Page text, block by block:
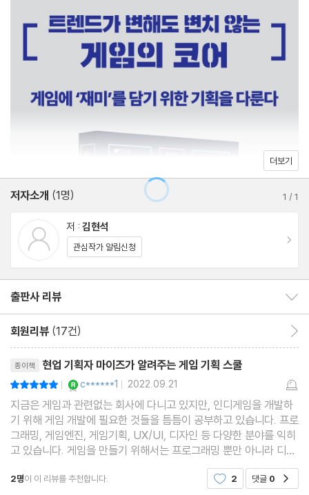
기획자라면 변화하는 게임과 변치 않아야 하는 게임 기획의 코어를
이해할 수 있을 것이며, 게임 기획자가 되고 싶은 지망생이라면 게임
기획자의 학습 방법 및 생각 정리법, 면접 노하우 등을 터득할 수 있
CLASS 2. 게임 기획에 뛰어들기
Lesson 3. 게임 기획자의 자세
에 힘 빼기 / 게임 사례 : 바이오하자드 시리즈의 흐름
Lesson 4. 게임 기획의 기초
게임 기획에도 공식이 있다 / 게임 기획의 꽃, 규칙 만들기 / 정말 중
요한 5W1H / 슈퍼 마리오의 점프 살펴보기
Lesson 5. 게임 구성하기
게임과 뇌과학 - 폴 매클린의 뇌 삼위일체론 / 매슬로의 욕구 단계
론 게임에 적용하기 / 게임에서 실패하면 왜 ‘죽었다’고 할까? / 소
설처럼 기승전결을 넣자 / 초두 효과와 최신 효과 / 몇 개의 신으로
구성해야 할까? / 게임 사례 : 섹시한 인디아나 존스, 툼레이더
피드백을 기획하자 / 게임 플레이의 동기부여 / 리처드 바틀의 플레
이어 유형 분류 / 게이머에 따른 플레이의 목적 변화 / 게임의 타깃
은 어떻게 정하는가? / 게임 사례 : 더블 드래곤의 협력성 지원 요소
Lesson 7. 몰입의 게임 기획
플로우 이론 - 몰입을 주는 난도 / 니어미스 효과 - 약간 더 어렵게 /
실패는 납득할 수 있어야 한다 / 귀차니즘과 플레이 편의성 / 게이머
더보기
저자소개 (1명) 1 /1
저 : 김현석
관심작가 알림신청
출판사 리뷰
회원리뷰 (17건)
종이책 현업 기획자 마이즈가 알려주는 게임 기획 스쿨
| c******1 | 2022.09.21
지금은 게임과 관련없는 회사에 다니고 있지만, 인디게임을 개발하
기 위해 게임 개발에 필요한 것들을 틈틈이 공부하고 있습니다. 프로
그래밍, 게임엔진, 게임기획, UX/UI, 디자인 등 다양한 분야를 익히
고 있습니다. 게임을 만들기 위해서는 프로그래밍 뿐만 아니라 디자
인이나 기획 또한 중요합니다. 기획이 있어야 그 기획을 살릴 수 있
2명이 이 리뷰를 추천합니다. 2 댓글 0